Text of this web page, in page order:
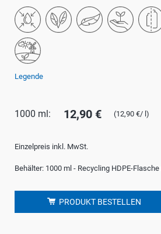
Legende
1000 ml: 12,90 € (12,90 €/ l)
Einzelpreis inkl. MwSt.
Behälter: 1000 ml - Recycling HDPE-Flasche
PRODUKT BESTELLEN